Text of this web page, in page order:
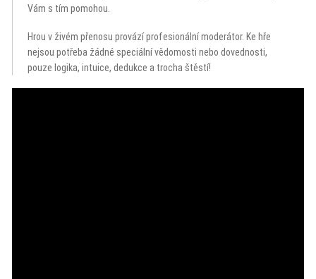
Vám s tím pomohou.
Hrou v živém přenosu provází profesionální moderátor. Ke hře
nejsou potřeba žádné speciální vědomosti nebo dovednosti,
pouze logika, intuice, dedukce a trocha štěstí!